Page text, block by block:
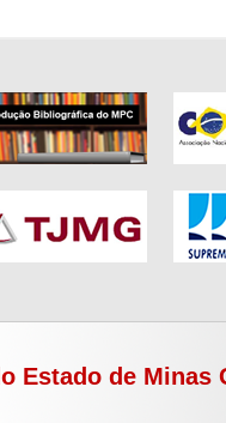
Estado de Minas